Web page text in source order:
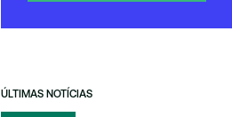
ÚLTIMAS NOTÍCIAS